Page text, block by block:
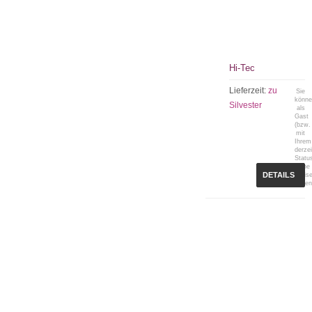
Hi-Tec
Lieferzeit:zu
Silvester
Sie
als
Gast
(bzw.
mit
Ihrem
keine
DETAILS